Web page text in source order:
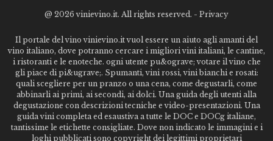
@ 2026 vinievino.it. All rights reserved. - Privacy
Il portale del vino vinievino.it vuol essere un aiuto agli amanti del
vino italiano, dove potranno cercare i migliori vini italiani, le cantine,
i ristoranti e le enoteche. ogni utente pu&ograve; votare il vino che
gli piace di pi&ugrave;. Spumanti, vini rossi, vini bianchi e rosati:
quali scegliere per un pranzo o una cena, come degustarli, come
abbinarli ai primi, ai secondi, ai dolci. Una guida degli utenti alla
degustazione con descrizioni tecniche e video-presentazioni. Una
guida vini completa ed esaustiva a tutte le DOC e DOCg italiane,
tantissime le etichette consigliate. Dove non indicato le immagini e i
loghi pubblicati sono copyright dei legittimi proprietari